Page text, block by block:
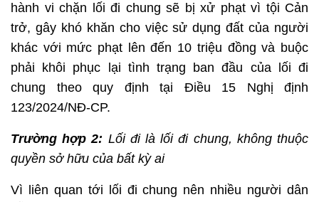
hành vi chặn lối đi chung sẽ bị xử phạt vì tội Cản
trở, gây khó khăn cho việc sử dụng đất của người
khác với mức phạt lên đến 10 triệu đồng và buộc
phải khôi phục lại tình trạng ban đầu của lối đi
chung theo quy định tại Điều 15 Nghị định
123/2024/NĐ-CP.
Trường hợp 2: Lối đi là lối đi chung, không thuộc
quyền sở hữu của bất kỳ ai
Vì liên quan tới lối đi chung nên nhiều người dân